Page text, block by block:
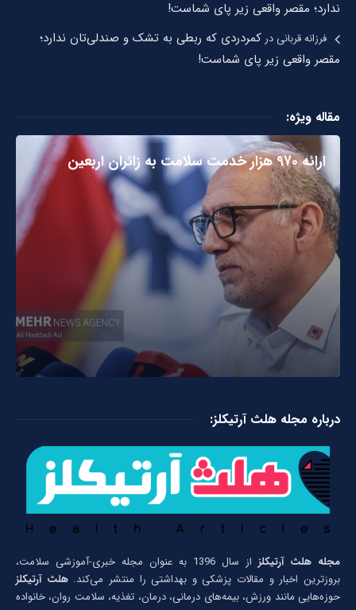
ندارد؛ مقصر واقعی زیر پای شماست!
فرزانه قربانیدر کمردردی که ربطی به تشک و صندلی‌تان ندارد؛
مقصر واقعی زیر پای شماست!
مقاله ویژه:
ارائه ۹۷۰ هزار خدمت سلامت به زائران اربعین
درباره مجله هلث آرتیکلز:
مجله هلث آرتیکلز
از سال 1396 به عنوان مجله خبری-آموزشی سلامت،
بروزترین اخبار و مقالات پزشکی و بهداشتی را منتشر می‌کند.هلث آرتیکلز
حوزه‌هایی مانند ورزش، بیمه‌های درمانی، درمان، تغذیه، سلامت روان، خانواده